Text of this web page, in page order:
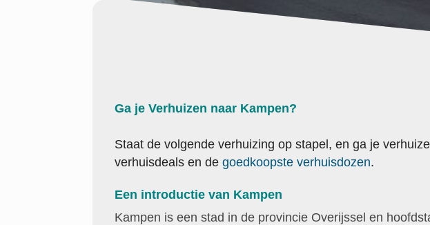
Ga je Verhuizen naar Kampen?
Staat de volgende verhuizing op stapel, en ga je
verhuisdeals en degoedkoopste verhuisdozen.
Een introductie van Kampen
Kampen is een stad in de provincie Overijssel en